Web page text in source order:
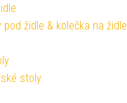
pod židle & kolečka na židle
stoly